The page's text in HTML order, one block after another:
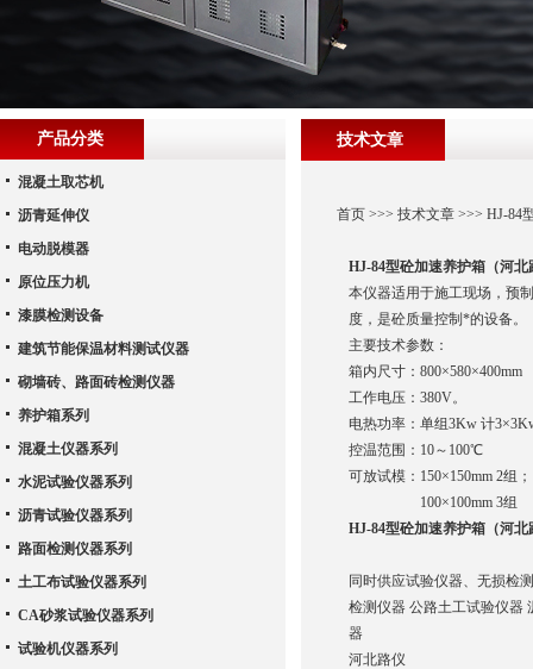
技术文章
首页>>> 技术文章>>> HJ-84
HJ-84型砼加速养护箱（河北
本仪器适用于施工现场，预
度，是砼质量控制*的设备。
主要技术参数：
箱内尺寸：800×580×400mm
工作电压：380V。
电热功率：单组3Kw 计
控温范围：10～100℃
可放试模：150×150mm 2组；
100×100mm 3组
HJ-84型砼加速养护箱（河北
同时供应试验仪器、无损检
检测仪器 公路土工试验仪器
器
河北路仪
产品分类
混凝土取芯机
沥青延伸仪
电动脱模器
原位压力机
漆膜检测设备
建筑节能保温材料测试仪器
砌墙砖、路面砖检测仪器
养护箱系列
混凝土仪器系列
水泥试验仪器系列
沥青试验仪器系列
路面检测仪器系列
土工布试验仪器系列
CA砂浆试验仪器系列
试验机仪器系列